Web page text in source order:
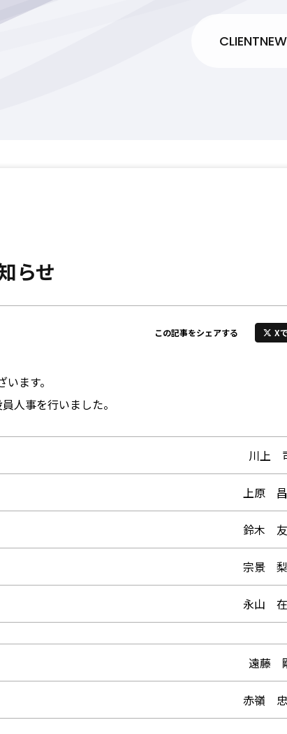
CLIENT
らせ
この記事をシェアする X
ます。
人事を行いました。
川上
上原
鈴木
宗景
永山
遠藤
赤嶺